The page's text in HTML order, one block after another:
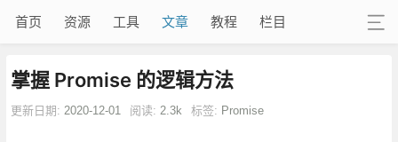
首页 资源 工具 文章 教程 栏目
掌握 Promise 的逻辑方法
更新日期: 2020-12-01 阅读: 2.3k 标签: Promise